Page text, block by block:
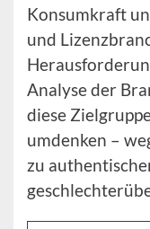
Konsumkraft
und
Analyse der
diese
umdenken –
zu